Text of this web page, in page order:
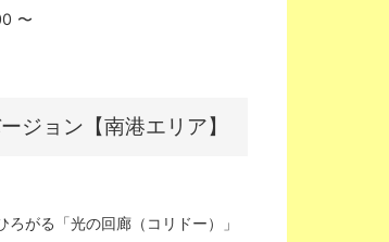
〜
ジョン【南港エリア】
がる「光の回廊（コリドー）」